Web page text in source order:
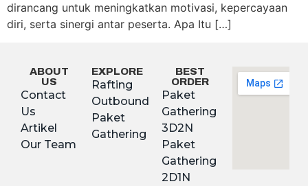
dirancang untuk meningkatkan motivasi, kepercayaan
diri, serta sinergi antar peserta. Apa Itu […]
ABOUT
US
Contact
Us
Artikel
Our Team
EXPLORE
Rafting
Outbound
Paket
Gathering
BEST
ORDER
Paket
Gathering
3D2N
Paket
Gathering
2D1N